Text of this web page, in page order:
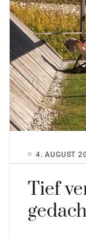
Tief
4. AUGUST